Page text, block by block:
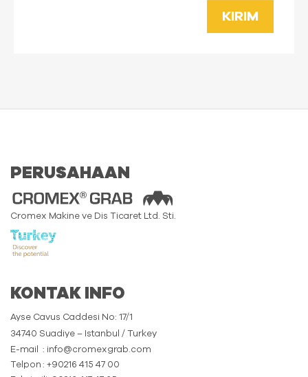
KIRIM
PERUSAHAAN
Cromex Makine ve Dis Ticaret Ltd. Sti.
KONTAK INFO
Ayse Cavus Caddesi No: 17/1
34740 Suadiye – Istanbul / Turkey
E-mail
: info@cromexgrab.com
Telpon : +90216 415 47 00